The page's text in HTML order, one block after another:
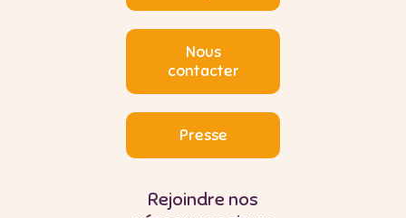
Nous
contacter
Presse
Rejoindre nos